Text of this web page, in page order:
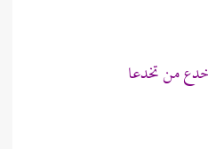
من تخدعا